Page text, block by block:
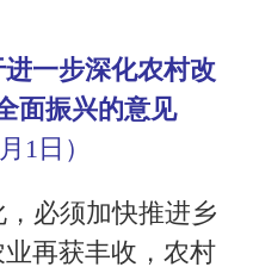
一步深化农村改
面振兴的意见
1日）
必须加快推进乡
再获丰收，农村